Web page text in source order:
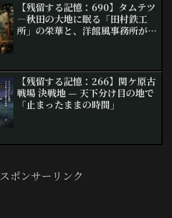
【残留する記憶：690】タムテツ
―秋田の大地に眠る「田村鉄工
所」の栄華と、洋館風事務所が語
【残留する記憶：266】関ケ原古
戦場 決戦地 — 天下分け目の地で
「止まったままの時間」
スポンサーリンク